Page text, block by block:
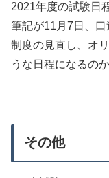
2021年度の試験日
筆記が11月7日、
制度の見直し、オ
うな日程になるの
その他